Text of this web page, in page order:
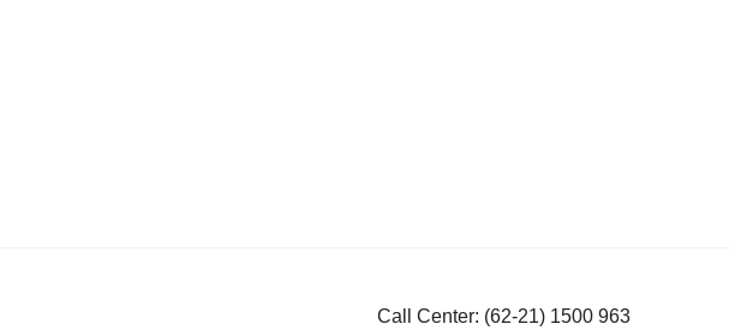
Call Center: (62-21) 1500 963